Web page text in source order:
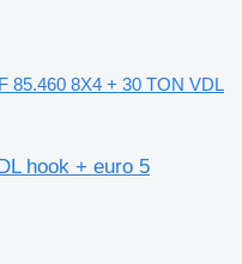
85.460 8X4 + 30 TON VDL
hook + euro 5